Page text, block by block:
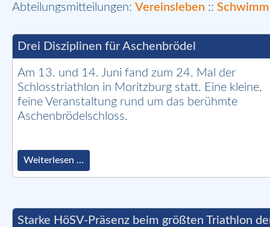
Abteilungsmitteilungen: Vereinsleben ::
Drei Disziplinen für Aschenbrödel
Am 13. und 14. Juni fand zum 24. Mal der
Schlosstriathlon in Moritzburg statt. Eine kleine,
feine Veranstaltung rund um das berühmte
Aschenbrödelschloss.
Weiterlesen …
Disziplinen
Starke HöSV-Präsenz beim größten Triathlon